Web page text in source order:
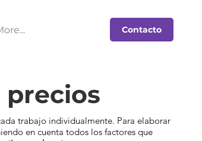
Contacto
trabajo individualmente. Para elaborar
en cuenta todos los factores que